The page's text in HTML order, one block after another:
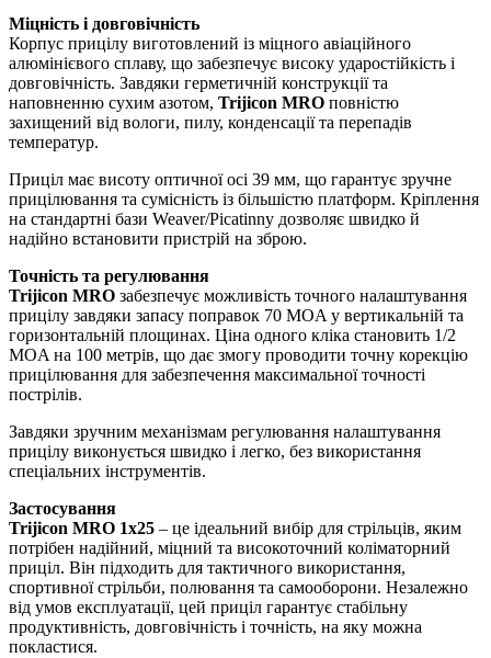
Міцність і довговічність
Корпус прицілу виготовлений із міцного авіаційного
алюмінієвого сплаву, що забезпечує високу ударостійкість і
довговічність. Завдяки герметичній конструкції та
наповненню сухим азотом, Trijicon MRO повністю
захищений від вологи, пилу, конденсації та перепадів
температур.
Приціл має висоту оптичної осі 39 мм, що гарантує зручне
прицілювання та сумісність із більшістю платформ. Кріплення
на стандартні бази Weaver/Picatinny дозволяє швидко й
надійно встановити пристрій на зброю.
Точність та регулювання
Trijicon MRO забезпечує можливість точного налаштування
прицілу завдяки запасу поправок 70 MOA у вертикальній та
горизонтальній площинах. Ціна одного кліка становить 1/2
MOA на 100 метрів, що дає змогу проводити точну корекцію
прицілювання для забезпечення максимальної точності
пострілів.
Завдяки зручним механізмам регулювання налаштування
прицілу виконується швидко і легко, без використання
спеціальних інструментів.
Застосування
Trijicon MRO 1x25 – це ідеальний вибір для стрільців, яким
потрібен надійний, міцний та високоточний коліматорний
приціл. Він підходить для тактичного використання,
спортивної стрільби, полювання та самооборони. Незалежно
від умов експлуатації, цей приціл гарантує стабільну
продуктивність, довговічність і точність, на яку можна
покластися.